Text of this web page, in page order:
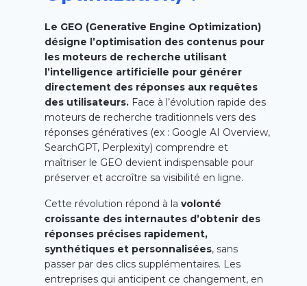
Le GEO (Generative Engine Optimization)
désigne l’optimisation des contenus pour
les moteurs de recherche utilisant
l’intelligence artificielle pour générer
directement des réponses aux requêtes
des utilisateurs.Face à l’évolution rapide des
moteurs de recherche traditionnels vers des
réponses génératives (ex : Google AI Overview,
SearchGPT, Perplexity) comprendre et
maîtriser le GEO devient indispensable pour
préserver et accroître sa visibilité en ligne.
Cette révolution répond à la volonté
croissante des internautes d’obtenir des
réponses précises rapidement,
synthétiques et personnalisées, sans
passer par des clics supplémentaires. Les
entreprises qui anticipent ce changement, en